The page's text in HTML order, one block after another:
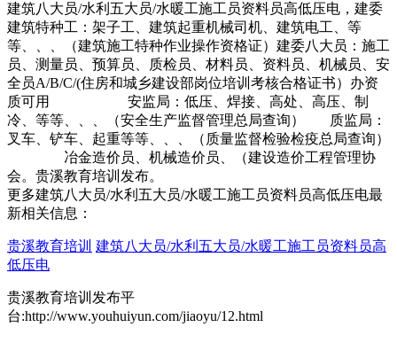
建筑八大员/水利五大员/水暖工施工员资料员高低压电，建委
建筑特种工：架子工、建筑起重机械司机、建筑电工、等
等、、、（建筑施工特种作业操作资格证）建委八大员：施工
员、测量员、预算员、质检员、材料员、资料员、机械员、安
全员A/B/C/(住房和城乡建设部岗位培训考核合格证书）办资
质可用 安监局：低压、焊接、高处、高压、制
冷、等等、、、（安全生产监督管理总局查询） 质监局：
叉车、铲车、起重等等、、、（质量监督检验检疫总局查询）
冶金造价员、机械造价员、（建设造价工程管理协
会。贵溪教育培训发布。
更多建筑八大员/水利五大员/水暖工施工员资料员高低压电最
新相关信息：
贵溪教育培训 建筑八大员/水利五大员/水暖工施工员资料员高
低压电
贵溪教育培训发布平
台:http://www.youhuiyun.com/jiaoyu/12.html